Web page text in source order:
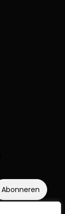
Abonneren